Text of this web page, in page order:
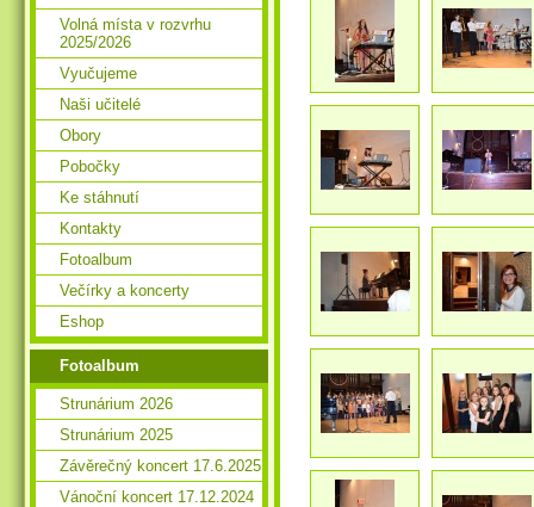
Volná místa v rozvrhu
2025/2026
Vyučujeme
Naši učitelé
Obory
Pobočky
Ke stáhnutí
Kontakty
Fotoalbum
Večírky a koncerty
Eshop
Fotoalbum
Strunárium 2026
Strunárium 2025
Závěrečný koncert 17.6.2025
Vánoční koncert 17.12.2024